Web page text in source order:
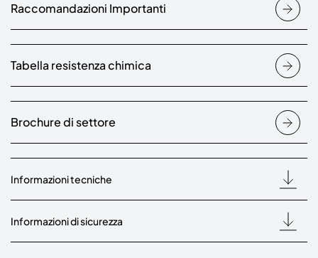
Raccomandazioni Importanti
Tabella resistenza chimica
Brochure di settore
Informazioni tecniche
Informazioni di sicurezza